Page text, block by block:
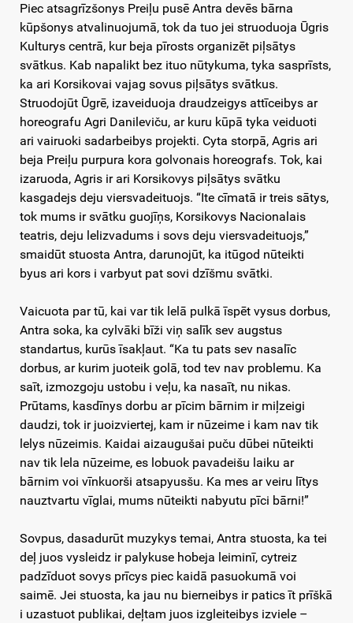
Piec atsagrīzšonys Preiļu pusē Antra devēs bārna
kūpšonys atvalinuojumā, tok da tuo jei struoduoja Ūgris
Kulturys centrā, kur beja pīrosts organizēt piļsātys
svātkus. Kab napalikt bez ituo nūtykuma, tyka sasprīsts,
ka ari Korsikovai vajag sovus piļsātys svātkus.
Struodojūt Ūgrē, izaveiduoja draudzeigys attīceibys ar
horeografu Agri Danileviču, ar kuru kūpā tyka veiduoti
ari vairuoki sadarbeibys projekti. Cyta storpā, Agris ari
beja Preiļu purpura kora golvonais horeografs. Tok, kai
izaruoda, Agris ir ari Korsikovys piļsātys svātku
kasgadejs deju viersvadeituojs. “Ite cīmatā ir treis sātys,
tok mums ir svātku guojīņs, Korsikovys Nacionalais
teatris, deju lelizvadums i sovs deju viersvadeituojs,”
smaidūt stuosta Antra, darunojūt, ka itūgod nūteikti
byus ari kors i varbyut pat sovi dzīšmu svātki.
Vaicuota par tū, kai var tik lelā pulkā īspēt vysus dorbus,
Antra soka, ka cylvāki bīži viņ salīk sev augstus
standartus, kurūs īsakļaut. “Ka tu pats sev nasalīc
dorbus, ar kurim juoteik golā, tod tev nav problemu. Ka
saīt, izmozgoju ustobu i veļu, ka nasaīt, nu nikas.
Prūtams, kasdīnys dorbu ar pīcim bārnim ir miļzeigi
daudzi, tok ir juoizviertej, kam ir nūzeime i kam nav tik
lelys nūzeimis. Kaidai aizaugušai puču dūbei nūteikti
nav tik lela nūzeime, es lobuok pavadeišu laiku ar
bārnim voi vīnkuorši atsapyusšu. Ka mes ar veiru lītys
nauztvartu vīglai, mums nūteikti nabyutu pīci bārni!”
Sovpus, dasadurūt muzykys temai, Antra stuosta, ka tei
deļ juos vysleidz ir palykuse hobeja leiminī, cytreiz
padzīduot sovys prīcys piec kaidā pasuokumā voi
saimē. Jei stuosta, ka jau nu bierneibys ir patics īt prīškā
i uzastuot publikai, deļtam juos izgleiteibys izviele –